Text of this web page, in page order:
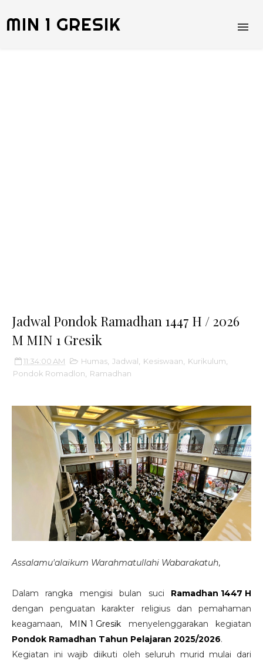
MIN 1 GRESIK
Jadwal Pondok Ramadhan 1447 H / 2026
M MIN 1 Gresik
11:34:00 AM Humas Jadwal Kesiswaan Kurikulum
Pondok Romadlon
Ramadhan
Assalamu'alaikum Warahmatullahi Wabarakatuh,
Dalam rangka mengisi bulan suci Ramadhan 1447 H
dengan penguatan karakter religius dan pemahaman
keagamaan, MIN 1 Gresik menyelenggarakan kegiatan
Pondok Ramadhan Tahun Pelajaran 2025/2026.
Kegiatan ini wajib diikuti oleh seluruh murid mulai dari